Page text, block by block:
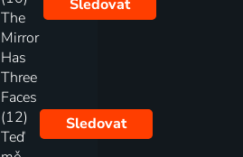
The
Mirror
Has
Three
Faces
Sledovat
(12)
Teď
Sledovat